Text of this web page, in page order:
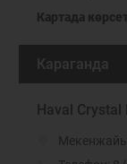
Картада
Караганда
Haval Crystal